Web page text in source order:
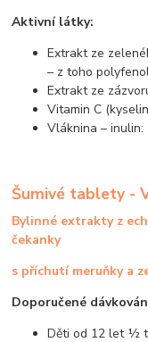
Aktivní látky:
Extrakt ze
– z toho
Extrakt ze
Vitamin C
Vláknina – inulin:
Šumivé tablety -
Bylinné extrakty z
čekanky
s příchutí meruňky a
Doporučené
Děti od 12 let ½